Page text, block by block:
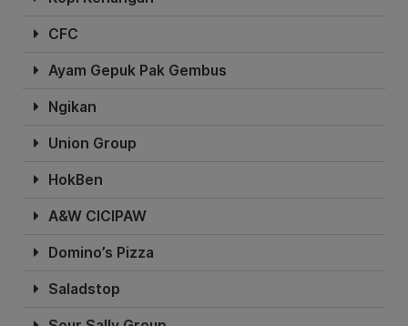
CFC
Ayam Gepuk Pak Gembus
Ngikan
Union Group
HokBen
A&W CICIPAW
Domino’s Pizza
Saladstop